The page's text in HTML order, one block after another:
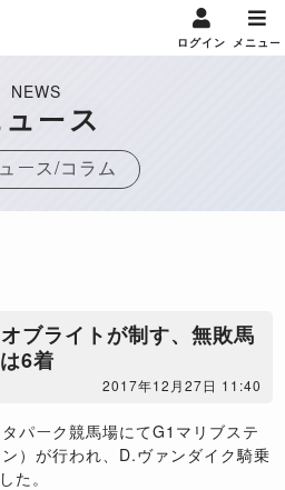
ログイン メニュー
NEWS
ース
ース/コラム
ブライトが制す、無敗馬
6着
2017年12月27日 11:40
パーク競馬場にてG1マリブステ
）が行われ、D.ヴァンダイク騎乗
た。